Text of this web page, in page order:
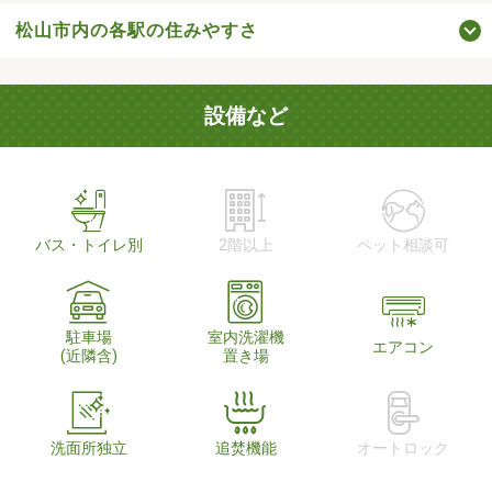
松山市内の各駅の住みやすさ
設備など
バス・トイレ別 2階以上 ペット相談可
駐車場
(近隣含)
室内洗濯機
置き場
エアコン
洗面所独立 追焚機能 オートロック